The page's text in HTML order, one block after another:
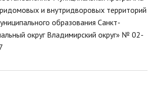
и внутридворовых территорий
образования Санкт-
округ Владимирский округ» № 02-